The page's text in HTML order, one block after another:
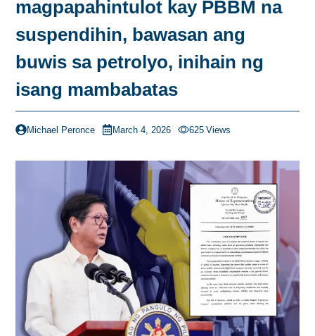
magpapahintulot kay PBBM na
suspendihin, bawasan ang
buwis sa petrolyo, inihain ng
isang mambabatas
Michael Peronce March 4, 2026 625 Views